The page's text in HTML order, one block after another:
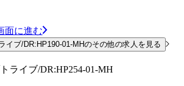
面に進む
イブ/DR:HP190-01-MHのその他の求人を見る
ライブ/DR:HP254-01-MH